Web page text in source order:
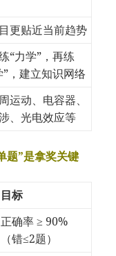
更贴近当前趋势
“力学”，再练
”，建立知识网络
运动、电容器、
、光电效应等
题”是拿奖关键
目标
正确率 ≥ 90%
（错≤2题）